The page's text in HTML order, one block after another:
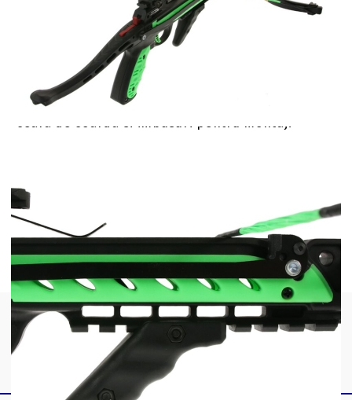
Pistolul arbaleta Hori-Zone Redback este extrem
de usor de incarcat, are o constructie calitativa
excelenta si are o viteza a sagetii de peste 235
fps. Include sistem de ochire tip peep si maner
reglabil. Materialele folosite sunt aluminiu si ABS
pentru corpul pistolului si fibra de sticla pentru
brat. Setul include 3 sageti de 6,5 inch (16.5 cm)
cu varf metalic, mecanism de punere a corzii,
ceara de coarda si imbusuri pentru montaj.
Viteza sagetii: pana la 235 fps
Greutate: 0.72 kg
Latime: 43,5 cm
Lungime: 51 cm